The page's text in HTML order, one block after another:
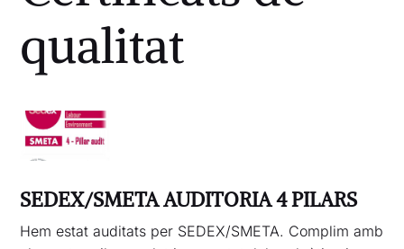
qualitat
SEDEX/SMETA AUDITORIA 4 PILARS
Hem estat auditats per SEDEX/SMETA. Complim amb